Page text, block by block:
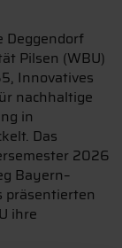
Deggendorf
Pilsen (WBU)
Innovatives
nachhaltige
in
Das
2026
Bayern–
präsentierten
ihre